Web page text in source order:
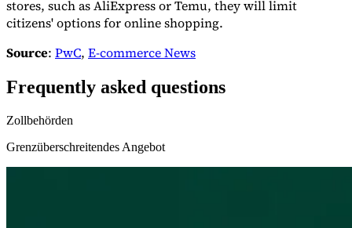
Experts
Unsere AutorenBeitragender werdenWählen Sie einen Experten
stores, such as AliExpress or Temu, they will limit
citizens' options for online shopping.
Source: PwC, E-commerce News
Frequently asked questions
Zollbehörden
Grenzüberschreitendes Angebot